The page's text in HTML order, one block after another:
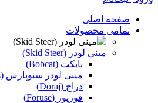
صفحه اصلی
تمامی محصولات
مینی لودر (Skid Steer)
بابکت (Bobcat)
مینی لودر سنوپارس (Snowpars)
دراج (Doraj)
فوریوز (Foruse)